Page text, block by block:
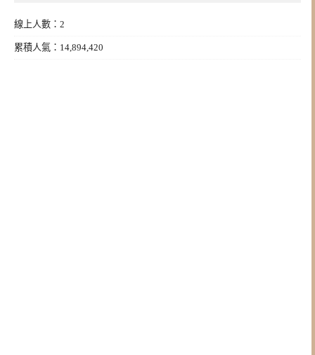
線上人數：2
累積人氣：14,894,420